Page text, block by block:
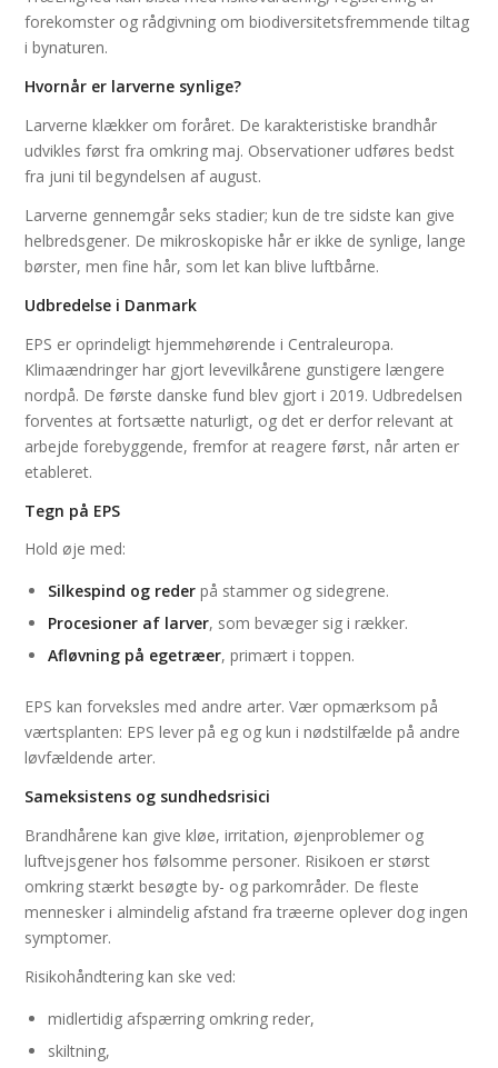
forekomster og rådgivning om biodiversitetsfremmende tiltag
i bynaturen.
Hvornår er larverne synlige?
Larverne klækker om foråret. De karakteristiske brandhår
udvikles først fra omkring maj. Observationer udføres bedst
fra juni til begyndelsen af august.
Larverne gennemgår seks stadier; kun de tre sidste kan give
helbredsgener. De mikroskopiske hår er ikke de synlige, lange
børster, men fine hår, som let kan blive luftbårne.
Udbredelse i Danmark
EPS er oprindeligt hjemmehørende i Centraleuropa.
Klimaændringer har gjort levevilkårene gunstigere længere
nordpå. De første danske fund blev gjort i 2019. Udbredelsen
forventes at fortsætte naturligt, og det er derfor relevant at
arbejde forebyggende, fremfor at reagere først, når arten er
etableret.
Tegn på EPS
Hold øje med:
Silkespind og reder på stammer og sidegrene.
Procesioner af larver, som bevæger sig i rækker.
Afløvning på egetræer, primært i toppen.
EPS kan forveksles med andre arter. Vær opmærksom på
værtsplanten: EPS lever på eg og kun i nødstilfælde på andre
løvfældende arter.
Sameksistens og sundhedsrisici
Brandhårene kan give kløe, irritation, øjenproblemer og
luftvejsgener hos følsomme personer. Risikoen er størst
omkring stærkt besøgte by- og parkområder. De fleste
mennesker i almindelig afstand fra træerne oplever dog ingen
symptomer.
Risikohåndtering kan ske ved:
midlertidig afspærring omkring reder,
skiltning,